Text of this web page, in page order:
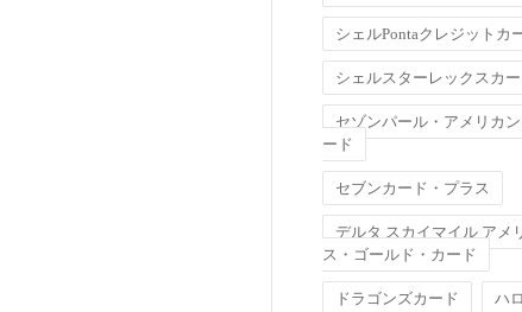
シェルPontaクレジットカ
シェルスターレックスカ
セゾンパール・アメリカ
ード
セブンカード・プラス
デルタ スカイマイル アメ
ス・ゴールド・カード
ドラゴンズカード ハ